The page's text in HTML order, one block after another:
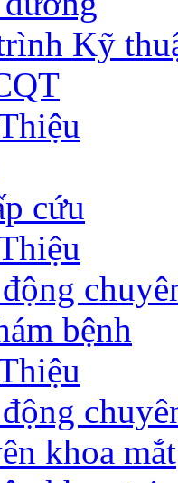
Kỹ
cứu
bệnh
khoa mắt